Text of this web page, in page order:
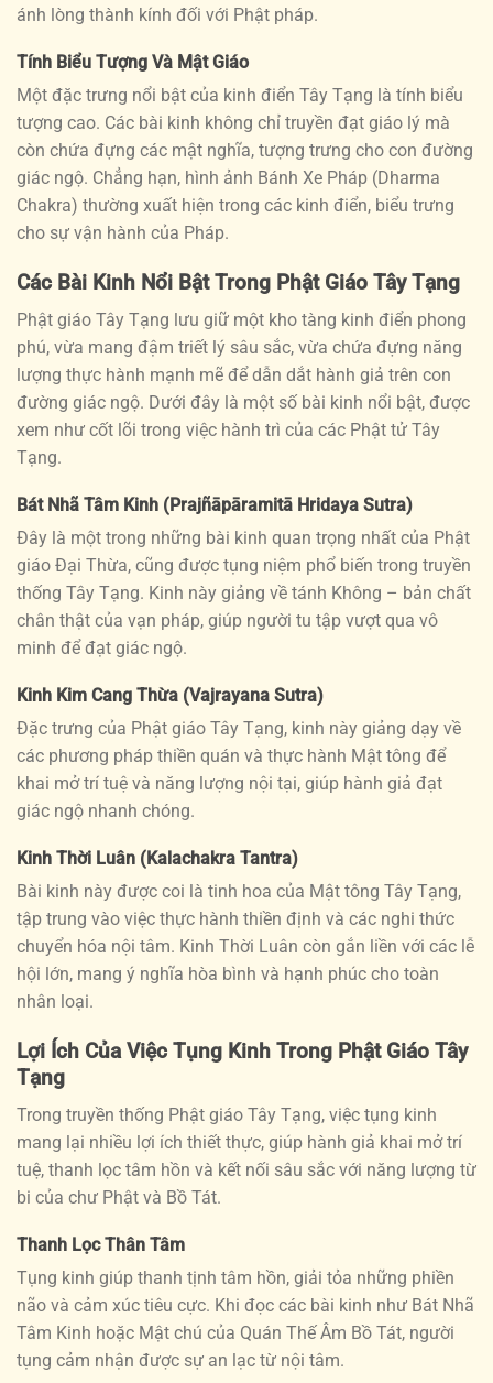
ánh lòng thành kính đối với Phật pháp.
Tính Biểu Tượng Và Mật Giáo
Một đặc trưng nổi bật của kinh điển Tây Tạng là tính biểu
tượng cao. Các bài kinh không chỉ truyền đạt giáo lý mà
còn chứa đựng các mật nghĩa, tượng trưng cho con đường
giác ngộ. Chẳng hạn, hình ảnh Bánh Xe Pháp (Dharma
Chakra) thường xuất hiện trong các kinh điển, biểu trưng
cho sự vận hành của Pháp.
Các Bài Kinh Nổi Bật Trong Phật Giáo Tây Tạng
Phật giáo Tây Tạng lưu giữ một kho tàng kinh điển phong
phú, vừa mang đậm triết lý sâu sắc, vừa chứa đựng năng
lượng thực hành mạnh mẽ để dẫn dắt hành giả trên con
đường giác ngộ. Dưới đây là một số bài kinh nổi bật, được
xem như cốt lõi trong việc hành trì của các Phật tử Tây
Tạng.
Bát Nhã Tâm Kinh (Prajñāpāramitā Hridaya Sutra)
Đây là một trong những bài kinh quan trọng nhất của Phật
giáo Đại Thừa, cũng được tụng niệm phổ biến trong truyền
thống Tây Tạng. Kinh này giảng về tánh Không – bản chất
chân thật của vạn pháp, giúp người tu tập vượt qua vô
minh để đạt giác ngộ.
Kinh Kim Cang Thừa (Vajrayana Sutra)
Đặc trưng của Phật giáo Tây Tạng, kinh này giảng dạy về
các phương pháp thiền quán và thực hành Mật tông để
khai mở trí tuệ và năng lượng nội tại, giúp hành giả đạt
giác ngộ nhanh chóng.
Kinh Thời Luân (Kalachakra Tantra)
Bài kinh này được coi là tinh hoa của Mật tông Tây Tạng,
tập trung vào việc thực hành thiền định và các nghi thức
chuyển hóa nội tâm. Kinh Thời Luân còn gắn liền với các lễ
hội lớn, mang ý nghĩa hòa bình và hạnh phúc cho toàn
nhân loại.
Lợi Ích Của Việc Tụng Kinh Trong Phật Giáo Tây
Tạng
Trong truyền thống Phật giáo Tây Tạng, việc tụng kinh
mang lại nhiều lợi ích thiết thực, giúp hành giả khai mở trí
tuệ, thanh lọc tâm hồn và kết nối sâu sắc với năng lượng từ
bi của chư Phật và Bồ Tát.
Thanh Lọc Thân Tâm
Tụng kinh giúp thanh tịnh tâm hồn, giải tỏa những phiền
não và cảm xúc tiêu cực. Khi đọc các bài kinh như Bát Nhã
Tâm Kinh hoặc Mật chú của Quán Thế Âm Bồ Tát, người
tụng cảm nhận được sự an lạc từ nội tâm.